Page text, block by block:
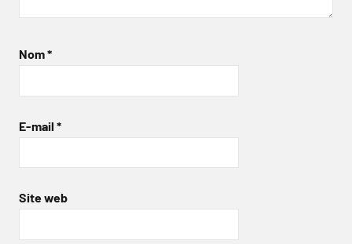
Nom*
E-mail *
Site web